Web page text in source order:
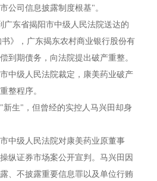
公司信息披露制度根基"。
广东省揭阳市中级人民法院送达的
》，广东揭东农村商业银行股份有
到期债务，向法院提出破产重整。
中级人民法院裁定，康美药业破产
整程序。
新生"，但曾经的实控人马兴田却身
中级人民法院对康美药业原董事
纵证券市场案公开宣判。马兴田因
、不披露重要信息罪以及单位行贿